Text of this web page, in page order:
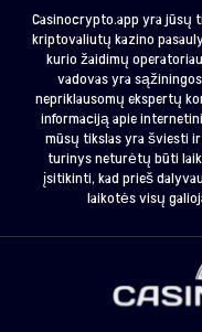
Casinocrypto.app yra jūsų
kriptovaliutų kazino
kurio žaidimų
vadovas yra
nepriklausomų ekspertų
informaciją apie
mūsų tikslas yra šviesti
turinys neturėtų būti
įsitikinti, kad prieš
laikotės visų